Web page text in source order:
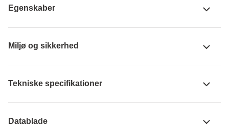
Egenskaber
Miljø og sikkerhed
Tekniske specifikationer
Datablade